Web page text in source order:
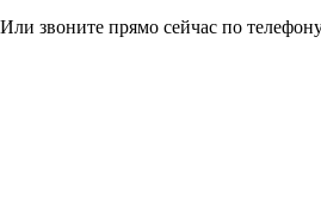
Или звоните прямо сейчас по